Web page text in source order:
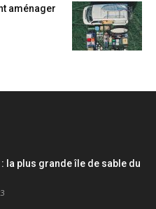
aménager
la plus grande île de sable du